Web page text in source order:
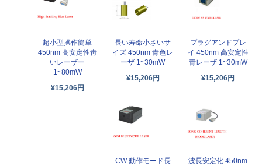
超小型操作簡単
450nm 高安定性靑
いレーザー
1~80mW
¥15,206円
長い寿命小さいサ
イズ 450nm 青色レ
ーザ 1~30mW
¥15,206円
プラグアンドプレ
イ 450nm 高安定性
青レーザ 1~30mW
¥15,206円
CW 動作モード長
波長安定化 450nm